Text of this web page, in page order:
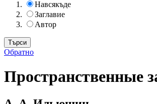
Навсякъде
Заглавие
Автор
Обратно
Пространственные